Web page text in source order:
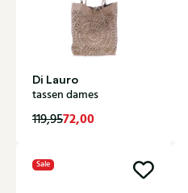
Di Lauro
tassen dames
119,9572,00
Sale